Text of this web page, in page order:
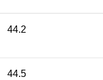
44.2
44.5